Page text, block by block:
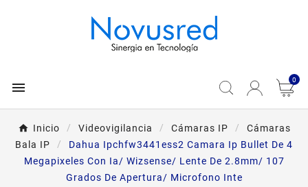
 0
Inicio Videovigilancia Cámaras IP
Cámaras
Bala IP
Dahua Ipchfw3441ess2 Camara Ip Bullet De 4
Megapixeles Con Ia/ Wizsense/ Lente De 2.8mm/ 107
Grados De Apertura/ Microfono Inte